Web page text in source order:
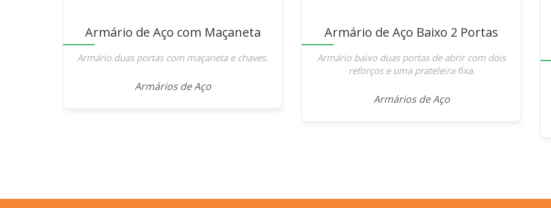
Armário de Aço com Maçaneta
Armário duas portas com maçaneta e chaves.
Armários de Aço
Armário de Aço Baixo 2 Portas
Armário baixo duas portas de abrir com dois
reforços e uma prateleira fixa.
Armários de Aço